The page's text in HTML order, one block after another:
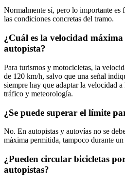
Normalmente sí, pero lo importante es
las condiciones concretas del tramo.
¿Cuál es la velocidad
autopista?
Para turismos y motocicletas, la
de 120 km/h, salvo que una señal
siempre hay que adaptar la velocidad
tráfico y meteorología.
¿Se puede superar el límite
No. En autopistas y autovías no se
máxima permitida, tampoco durante un
¿Pueden circular bicicletas
autopistas?